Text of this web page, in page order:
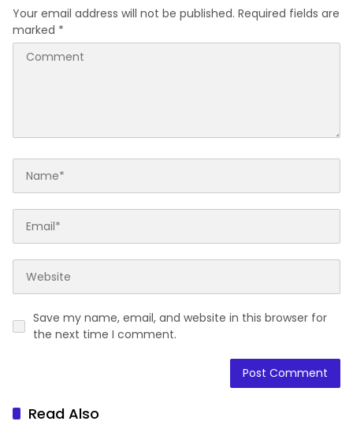
Your email address will not be published. Required fields are
marked *
Save my name, email, and website in this browser for
the next time I comment.
Read Also